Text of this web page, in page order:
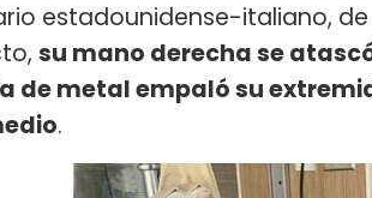
estadounidense-italiano,
su mano derecha se
de metal empaló su
.